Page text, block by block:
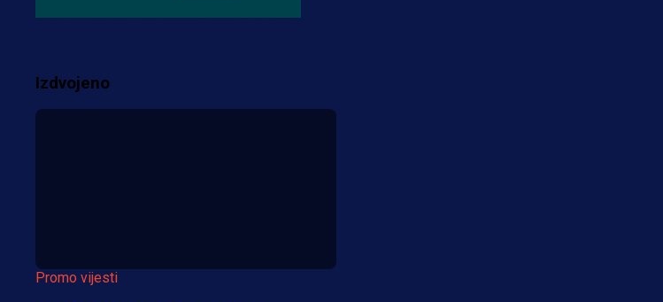
Misimović priveden: SIPA
Borac!
Izdvojeno
Promo vijesti